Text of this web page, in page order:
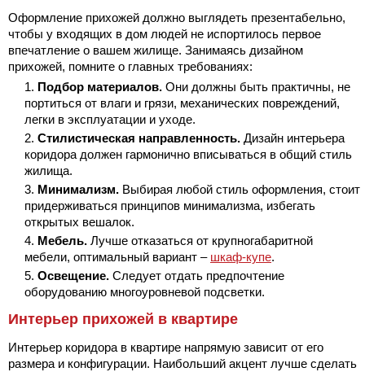
Оформление прихожей должно выглядеть презентабельно,
чтобы у входящих в дом людей не испортилось первое
впечатление о вашем жилище. Занимаясь дизайном
прихожей, помните о главных требованиях:
Подбор материалов. Они должны быть практичны, не
портиться от влаги и грязи, механических повреждений,
легки в эксплуатации и уходе.
Стилистическая направленность. Дизайн интерьера
коридора должен гармонично вписываться в общий стиль
жилища.
Минимализм. Выбирая любой стиль оформления, стоит
придерживаться принципов минимализма, избегать
открытых вешалок.
Мебель. Лучше отказаться от крупногабаритной
мебели, оптимальный вариант – шкаф-купе.
Освещение. Следует отдать предпочтение
оборудованию многоуровневой подсветки.
Интерьер прихожей в квартире
Интерьер коридора в квартире напрямую зависит от его
размера и конфигурации. Наибольший акцент лучше сделать